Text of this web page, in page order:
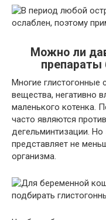
Можно ли
Многие глистогонные
вещества, негативно
маленького котенка.
часто являются
дегельминтизации.
представляет не
организма.